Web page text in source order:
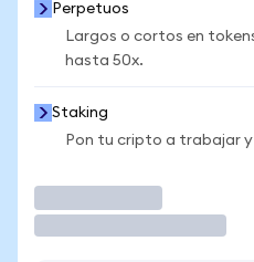
Perpetuos
Largos o cortos en
hasta 50x.
Staking
Pon tu cripto a trabajar